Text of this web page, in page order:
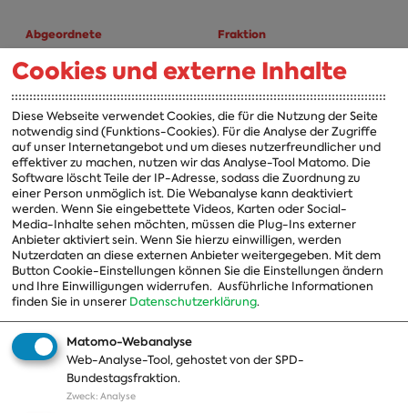
Abgeordnete
A-Z
Fraktion
Fraktion
Vorsitzender
Vorstand
Arbeitsgruppen
Ausschussvorsitzende
Beauftragte
Landesgruppen
Organisation
Themen Presse
Cookies und externe Inhalte
Diese Webseite verwendet Cookies, die für die Nutzung der Seite
notwendig sind (Funktions-Cookies). Für die Analyse der Zugriffe
auf unser Internetangebot und um dieses nutzerfreundlicher und
effektiver zu machen, nutzen wir das Analyse-Tool Matomo. Die
Software löscht Teile der IP-Adresse, sodass die Zuordnung zu
einer Person unmöglich ist. Die Webanalyse kann deaktiviert
werden. Wenn Sie eingebettete Videos, Karten oder Social-
Media-Inhalte sehen möchten, müssen die Plug-Ins externer
Anbieter aktiviert sein. Wenn Sie hierzu einwilligen, werden
Nutzerdaten an diese externen Anbieter weitergegeben. Mit dem
Button Cookie-Einstellungen können Sie die Einstellungen ändern
und Ihre Einwilligungen widerrufen. Ausführliche Informationen
finden Sie in unserer Datenschutzerklärung.
Matomo-Webanalyse
Web-Analyse-Tool, gehostet von der SPD-
Bundestagsfraktion.
Zweck: Analyse